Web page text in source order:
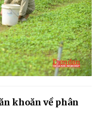
khoăn về phân